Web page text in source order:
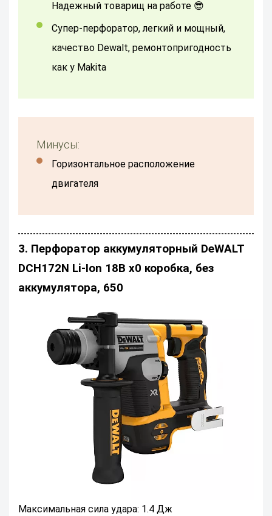
Надежный товарищ на работе 😎
Супер-перфоратор, легкий и мощный,
качество Dewalt, ремонтопригодность
как у Makita
Минусы:
Горизонтальное расположение
двигателя
3. Перфоратор аккумуляторный DeWALT
DCH172N Li-Ion 18В х0 коробка, без
аккумулятора, 650
Максимальная сила удара: 1.4 Дж